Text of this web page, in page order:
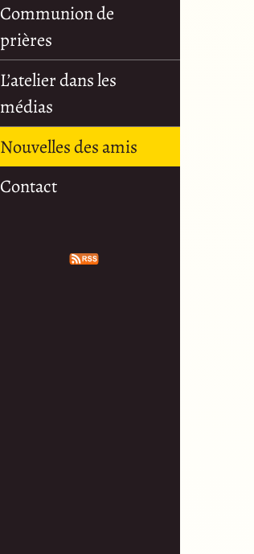
Communion de
prières
L’atelier dans les
médias
Nouvelles des amis
Contact